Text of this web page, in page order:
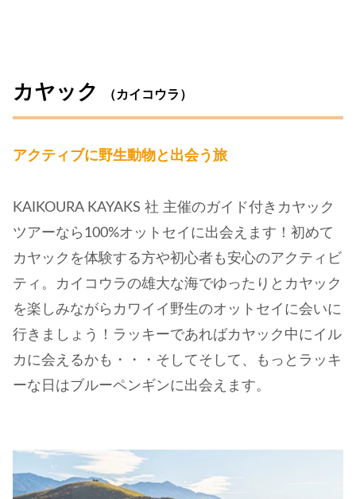
カヤック （カイコウラ）
アクティブに野生動物と出会う旅
KAIKOURA KAYAKS 社 主催のガイド付きカヤック
ツアーなら100%オットセイに出会えます！初めて
カヤックを体験する方や初心者も安心のアクティビ
ティ。カイコウラの雄大な海でゆったりとカヤック
を楽しみながらカワイイ野生のオットセイに会いに
行きましょう！ラッキーであればカヤック中にイル
カに会えるかも・・・そしてそして、もっとラッキ
ーな日はブルーペンギンに出会えます。